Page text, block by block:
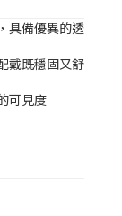
具備優異的透
戴既穩固又舒
可見度